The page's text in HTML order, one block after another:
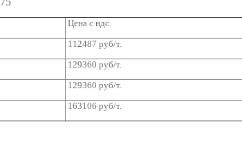
Цена с ндс.
112487 руб/т.
129360 руб/т.
129360 руб/т.
163106 руб/т.